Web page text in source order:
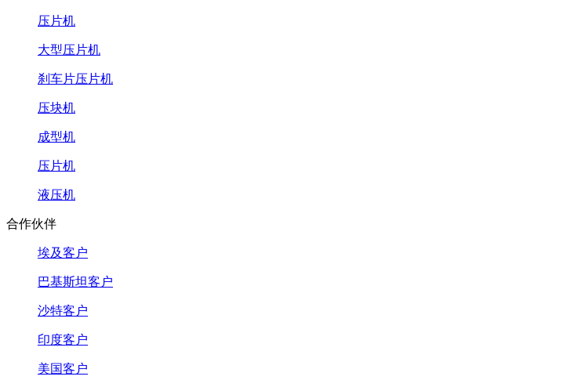
压片机
大型压片机
刹车片压片机
压块机
成型机
压片机
液压机
合作伙伴
埃及客户
巴基斯坦客户
沙特客户
印度客户
美国客户